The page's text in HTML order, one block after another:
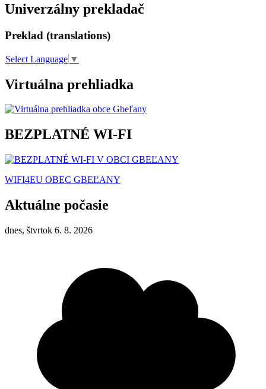
Univerzálny prekladač
Preklad (translations)
Select Language ▼
Virtuálna prehliadka
BEZPLATNÉ WI-FI
WIFI4EU OBEC GBEĽANY
Aktuálne počasie
dnes, štvrtok 6. 8. 2026